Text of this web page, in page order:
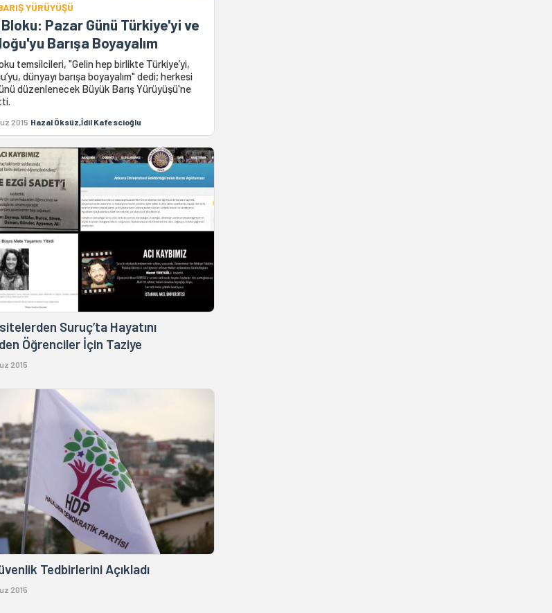
YÜRÜYÜŞÜ
Bloku: Pazar Günü Türkiye'yi ve
Barışa Boyayalım
temsilcileri, "Gelin hep birlikte Türkiye’yi,
dünyayı barışa boyayalım" dedi; herkesi
düzenlenecek Büyük Barış Yürüyüşü'ne
2015 Hazal Öksüz,İdil Kafescioğlu
Suruç’ta Hayatını
Öğrenciler İçin Taziye
2015
Tedbirlerini Açıkladı
2015